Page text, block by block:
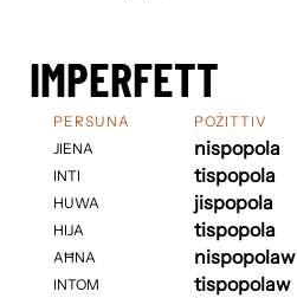
IMPERFETT
PERSUNA
JIENA
INTI
HUWA
HIJA
AĦNA
INTOM
POŻITTIV
nispopola
tispopola
jispopola
tispopola
nispopolaw
tispopolaw